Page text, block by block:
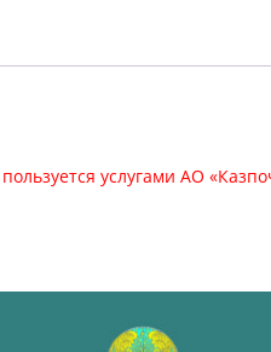
услугами АО